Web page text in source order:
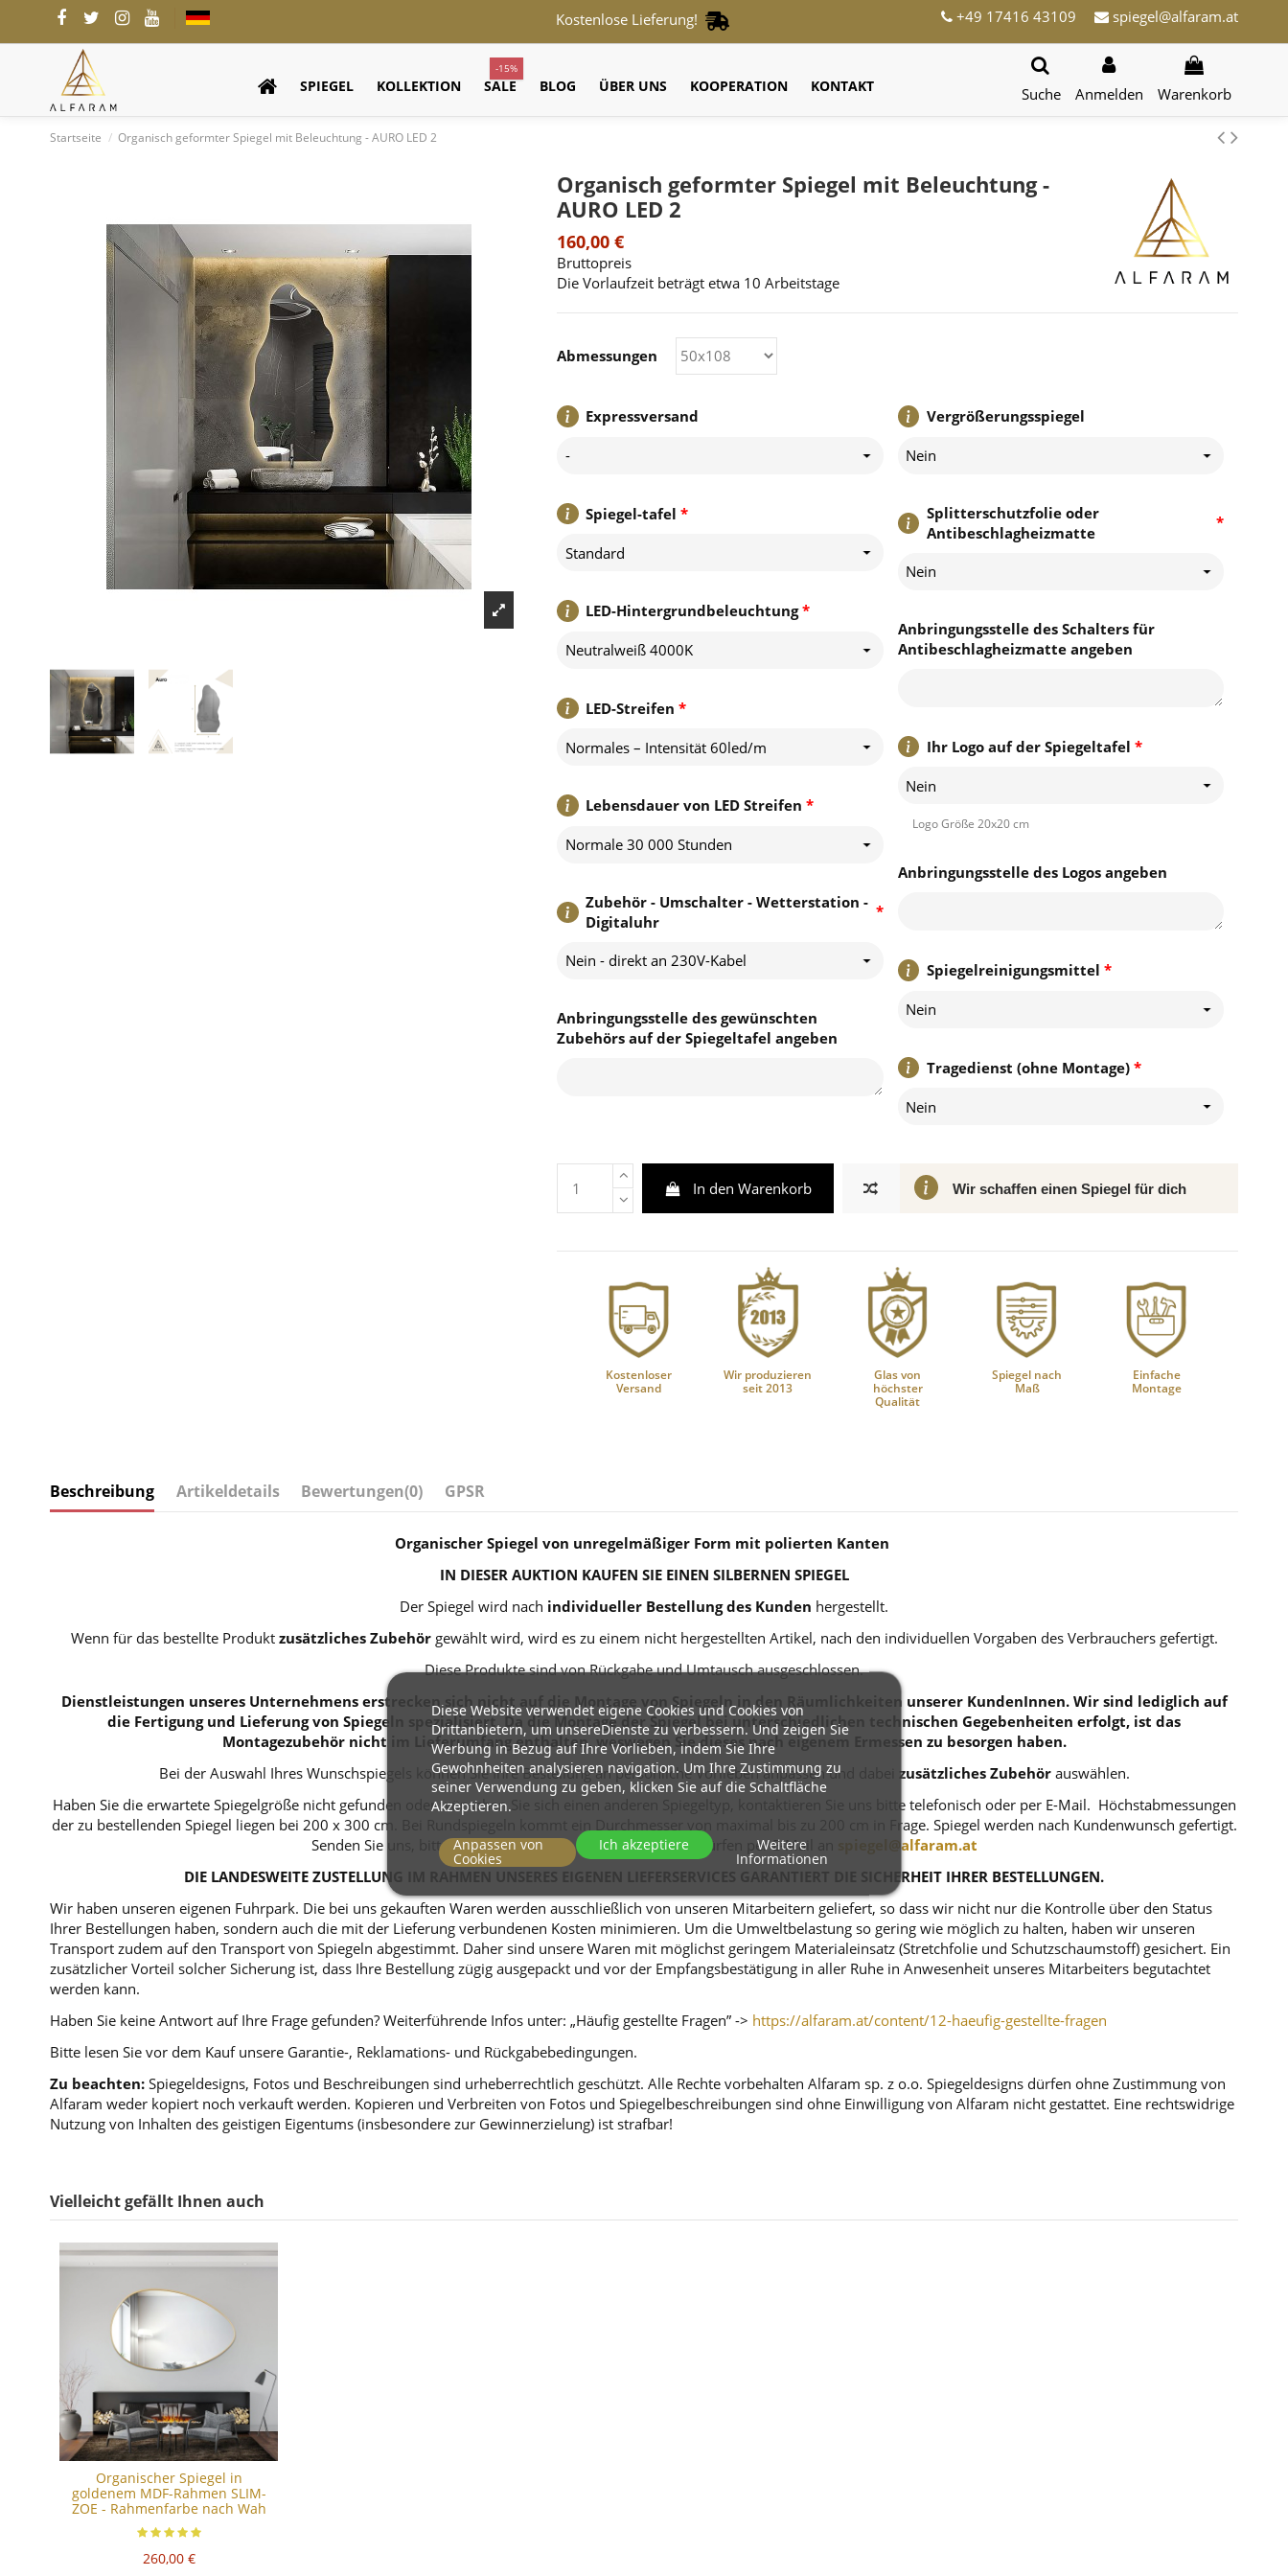
Kostenlose Lieferung! +49 17416 43109 spiegel@alfaram.at
SPIEGEL KOLLEKTION SALE
-15%
BLOG ÜBER UNS KOOPERATION KONTAKT Suche Anmelden Warenkorb
Startseite Organisch geformter Spiegel mit Beleuchtung - AURO LED 2
Organisch geformter Spiegel mit Beleuchtung -
AURO LED 2
160,00 €
Bruttopreis
Die Vorlaufzeit beträgt etwa 10 Arbeitstage
Expressversand
-
*
Spiegel-tafel
Standard
*
LED-Hintergrundbeleuchtung
Neutralweiß 4000K
*
LED-Streifen
Normales – Intensität 60led/m
*
Lebensdauer von LED Streifen
Normale 30 000 Stunden
*
Zubehör - Umschalter - Wetterstation -
Digitaluhr
Nein - direkt an 230V-Kabel
Anbringungsstelle des gewünschten
Zubehörs auf der Spiegeltafel angeben
Vergrößerungsspiegel
Nein
*
Splitterschutzfolie oder
Antibeschlagheizmatte
Nein
Anbringungsstelle des Schalters für
Antibeschlagheizmatte angeben
*
Ihr Logo auf der Spiegeltafel
Nein
Logo Größe 20x20 cm
Anbringungsstelle des Logos angeben
*
Spiegelreinigungsmittel
Nein
*
Tragedienst (ohne Montage)
Nein
Abmessungen
In den Warenkorb Wir schaffen einen Spiegel für dich
Kostenloser
Versand
Wir produzieren
seit 2013
Glas von
höchster
Qualität
Spiegel nach
Maß
Einfache
Montage
Beschreibung Artikeldetails Bewertungen(0) GPSR
Organischer Spiegel von unregelmäßiger Form mit polierten Kanten
IN DIESER AUKTION KAUFEN SIE EINEN SILBERNEN SPIEGEL
Der Spiegel wird nach individueller Bestellung des Kunden hergestellt.
Wenn für das bestellte Produkt zusätzliches Zubehörgewählt wird, wird es zu einem nicht hergestellten Artikel, nach den individuellen Vorgaben des Verbrauchers gefertigt.
Diese Produkte sind von Rückgabe und Umtausch ausgeschlossen.
Dienstleistungen unseres Unternehmens erstrecken sich nicht auf die Montage von Spiegeln in den Räumlichkeiten unserer KundenInnen. Wir sind lediglich auf
die Fertigung und Lieferung von Spiegeln spezialisiert. Da die Montage der Spiegel bei unterschiedlichen technischen Gegebenheiten erfolgt, ist das
Montagezubehör nicht im Lieferumfang enthalten, weswegen Sie dieses nach eigenem Ermessen zu besorgen haben.
Bei der Auswahl Ihres Wunschspiegels können Sie Ihre Bestellung an persönliche Vorlieben anpassen und dabei zusätzliches Zubehörauswählen.
Haben Sie die erwartete Spiegelgröße nicht gefunden oder wünschen Sie sich einen anderen Spiegeltyp, kontaktieren Sie uns bitte telefonisch oder per E-Mail. Höchstabmessungen
der zu bestellenden Spiegel liegen bei 200 x 300 cm. Bei Rundspiegeln kommt ein Durchmesser von maximal bis zu 200 cm in Frage. Spiegel werden nach Kundenwunsch gefertigt.
Senden Sie uns, bitte, Ihre Anfragen mit den jeweiligen Entwürfen per E-Mail an
spiegel@alfaram.at
DIE LANDESWEITE ZUSTELLUNG IM RAHMEN UNSERES EIGENEN LIEFERSERVICES GARANTIERT DIE SICHERHEIT IHRER BESTELLUNGEN.
Wir haben unseren eigenen Fuhrpark. Die bei uns gekauften Waren werden ausschließlich von unseren Mitarbeitern geliefert, so dass wir nicht nur die Kontrolle über den Status
Ihrer Bestellungen haben, sondern auch die mit der Lieferung verbundenen Kosten minimieren. Um die Umweltbelastung so gering wie möglich zu halten, haben wir unseren
Transport zudem auf den Transport von Spiegeln abgestimmt. Daher sind unsere Waren mit möglichst geringem Materialeinsatz (Stretchfolie und Schutzschaumstoff) gesichert. Ein
zusätzlicher Vorteil solcher Sicherung ist, dass Ihre Bestellung zügig ausgepackt und vor der Empfangsbestätigung in aller Ruhe in Anwesenheit unseres Mitarbeiters begutachtet
werden kann.
Haben Sie keine Antwort auf Ihre Frage gefunden? Weiterführende Infos unter: „Häufig gestellte Fragen” -> https://alfaram.at/content/12-haeufig-gestellte-fragen
Bitte lesen Sie vor dem Kauf unsere Garantie-, Reklamations- und Rückgabebedingungen.
Zu beachten: Spiegeldesigns, Fotos und Beschreibungen sind urheberrechtlich geschützt. Alle Rechte vorbehalten Alfaram sp. z o.o. Spiegeldesigns dürfen ohne Zustimmung von
Alfaram weder kopiert noch verkauft werden. Kopieren und Verbreiten von Fotos und Spiegelbeschreibungen sind ohne Einwilligung von Alfaram nicht gestattet. Eine rechtswidrige
Nutzung von Inhalten des geistigen Eigentums (insbesondere zur Gewinnerzielung) ist strafbar!
Vielleicht gefällt Ihnen auch
Organischer Spiegel in
goldenem MDF-Rahmen SLIM-
ZOE - Rahmenfarbe nach Wah
260,00 €
Diese Website verwendet eigene Cookies und Cookies von
Drittanbietern, um unsereDienste zu verbessern. Und zeigen Sie
Werbung in Bezug auf Ihre Vorlieben, indem Sie Ihre
Gewohnheiten analysieren navigation. Um Ihre Zustimmung zu
seiner Verwendung zu geben, klicken Sie auf die Schaltfläche
Akzeptieren.
Weitere
Informationen
Anpassen von
Cookies
Ich akzeptiere